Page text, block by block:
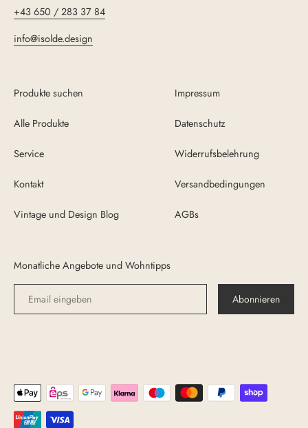
+43 650 / 283 37 84
info@isolde.design
Produkte suchen
Alle Produkte
Service
Kontakt
Vintage und Design Blog
Impressum
Datenschutz
Widerrufsbelehrung
Versandbedingungen
AGBs
Monatliche Angebote und Wohntipps
Abonnieren
Akzeptierte
Zahlungsarten